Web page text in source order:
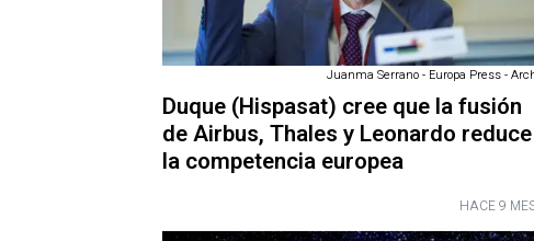
Juanma Serrano - Europa Press -
Duque (Hispasat) cree que la fusión
de Airbus, Thales y Leonardo reduce
la competencia europea
HACE 9